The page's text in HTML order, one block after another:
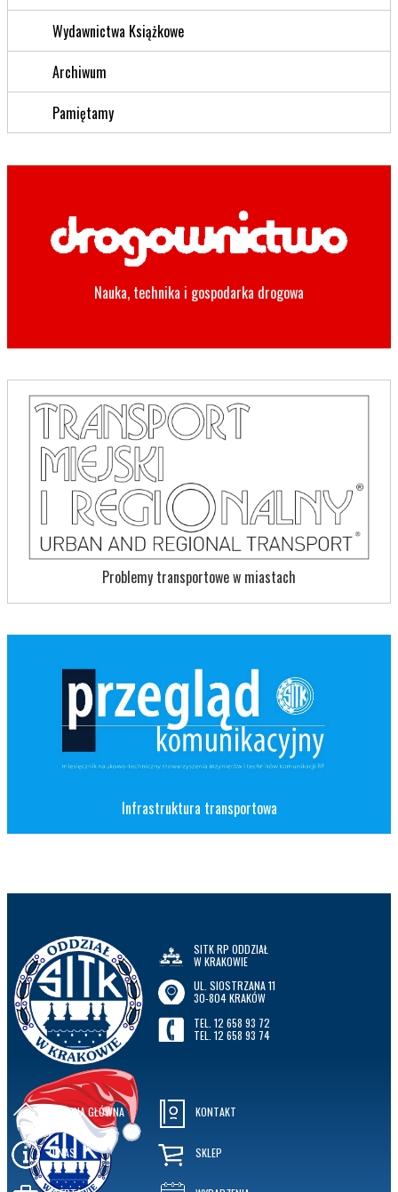
Wydawnictwa Książkowe
Archiwum
Pamiętamy
Nauka, technika i gospodarka drogowa
Problemy transportowe w miastach
Infrastruktura transportowa
SITK RP ODDZIAŁ
W KRAKOWIE
UL. SIOSTRZANA 11
30-804 KRAKÓW
TEL. 12 658 93 72
TEL. 12 658 93 74
STRONA GŁÓWNA
O NAS
KONTAKT
SKLEP